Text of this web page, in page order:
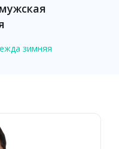
зимняя